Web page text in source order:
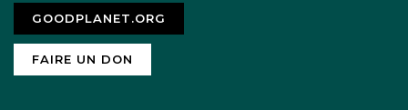
GOODPLANET.ORG
FAIRE UN DON